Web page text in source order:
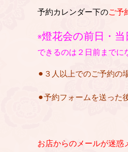
予約カレンダー下のご予
※燈花会の前日・
できるのは２日前までに
⚫︎３人以上でのご予約の
⚫︎予約フォームを送った
お店からのメールが迷惑